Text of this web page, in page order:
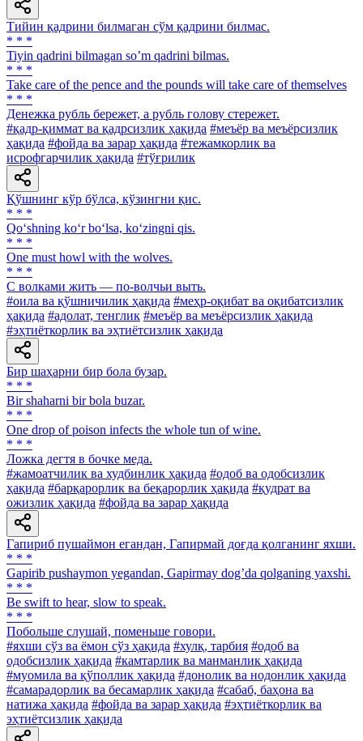
Тийин қадрини билмаган сўм қадрини билмас.
* * *
Tiyin qadrini bilmagan soʼm qadrini bilmas.
* * *
Take care of the pence and the pounds will take care of themselves
* * *
Денежка рубль бережет, а рубль голову стережет.
#қадр-қиммат ва қадрсизлик ҳақида #меъёр ва меъёрсизлик
ҳақида #фойда ва зарар ҳақида #тежамкорлик ва
исрофгарчилик ҳақида #тўғрилик
Қўшнинг кўр бўлса, кўзингни қис.
* * *
Qo‘shning ko‘r bo‘lsa, ko‘zingni qis.
* * *
One must howl with the wolves.
* * *
С волками жить — по-волчьи выть.
#оила ва қўшничилик ҳақида #меҳр-оқибат ва оқибатсизлик
ҳақида #адолат, тенглик #меъёр ва меъёрсизлик ҳақида
#эҳтиёткорлик ва эҳтиётсизлик ҳақида
Бир шаҳарни бир бола бузар.
* * *
Bir shaharni bir bola buzar.
* * *
One drop of poison infects the whole tun of wine.
* * *
Ложка дегтя в бочке меда.
#жамоатчилик ва худбинлик ҳақида #одоб ва одобсизлик
ҳақида #барқарорлик ва беқарорлик ҳақида #қудрат ва
ожизлик ҳақида #фойда ва зарар ҳақида
Гапириб пушаймон егандан, Гапирмай доғда қолганинг яхши.
* * *
Gapirib pushaymon yegandan, Gapirmay dogʼda qolganing yaxshi.
* * *
Be swift to hear, slow to speak.
* * *
Побольше слушай, поменьше говори.
#яхши сўз ва ёмон сўз ҳақида #хулқ, тарбия #одоб ва
одобсизлик ҳақида #камтарлик ва манманлик ҳақида
#муомила ва қўполлик ҳақида #донолик ва нодонлик ҳақида
#самарадорлик ва бесамарлик ҳақида #сабаб, баҳона ва
натижа ҳақида #фойда ва зарар ҳақида #эҳтиёткорлик ва
эҳтиётсизлик ҳақида